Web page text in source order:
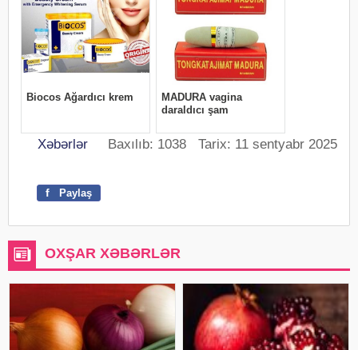
Xəbərlər Baxılıb: 1038 Tarix: 11 sentyabr 2025
f Paylaş
OXŞAR XƏBƏRLƏR